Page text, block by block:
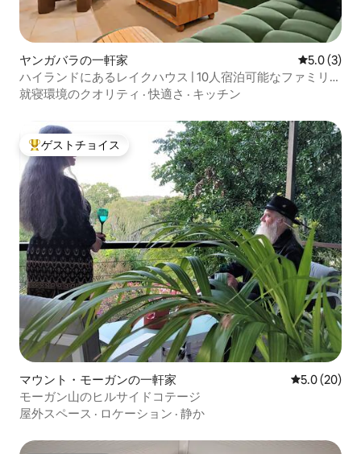
ヤンガバラの一軒家 レビュー3
5.0 (3)
ハイランドにあるレイクハウス | 10人宿泊可能なファミリー
ホーム
就寝環境のクオリティ ·快適さ · キッチン
大好評のゲストチョイスです。
ゲストチョイス
マウント・モーガンの一軒家 レビュー20
5.0 (20)
モーガン山のヒルサイドコテージ
屋外スペース · ロケーション · 静か